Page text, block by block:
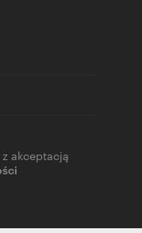
akceptacją